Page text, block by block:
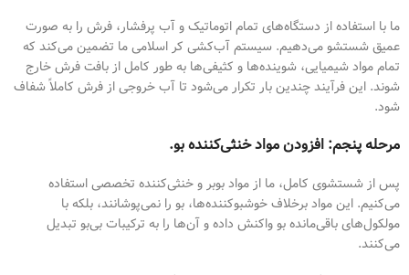
ما با استفاده از دستگاه‌های تمام اتوماتیک و آب پرفشار، فرش را به صورت
عمیق شستشو می‌دهیم. سیستم آب‌کشی کر اسلامی ما تضمین می‌کند که
تمام مواد شیمیایی، شوینده‌ها و کثیفی‌ها به طور کامل از بافت فرش خارج
شوند. این فرآیند چندین بار تکرار می‌شود تا آب خروجی از فرش کاملاً شفاف
شود.
مرحله پنجم: افزودن مواد خنثی‌کننده بو.
پس از شستشوی کامل، ما از مواد بوبر و خنثی‌کننده تخصصی استفاده
می‌کنیم. این مواد برخلاف خوشبوکننده‌ها، بو را نمی‌پوشانند، بلکه با
مولکول‌های باقی‌مانده بو واکنش داده و آن‌ها را به ترکیبات بی‌بو تبدیل
می‌کنند.